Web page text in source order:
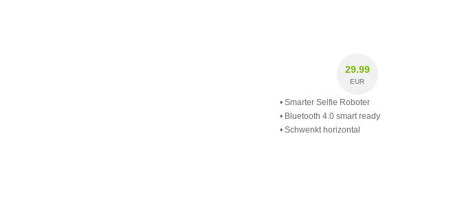
29.99
EUR
• Smarter Selfie Roboter
• Bluetooth 4.0 smart ready
• Schwenkt horizontal